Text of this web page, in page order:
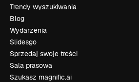
Trendy wyszukiwania
Blog
Wydarzenia
Slidesgo
Sprzedaj swoje treści
Sala prasowa
Szukasz magnific.ai